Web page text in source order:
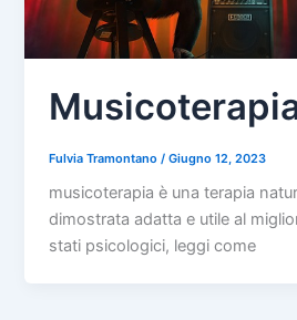
Fulvia Tramontano/Giugno 12, 2023
musicoterapia è una terapia
dimostrata adatta e utile al
stati psicologici, leggi come